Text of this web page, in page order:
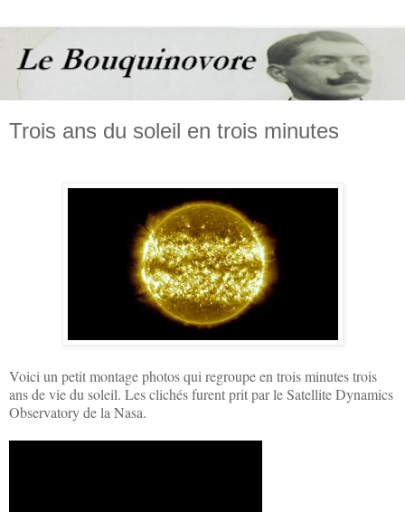
Trois ans du soleil en trois minutes
Voici un petit montage photos qui regroupe en trois minutes trois
ans de vie du soleil. Les clichés furent prit par le Satellite Dynamics
Observatory de la Nasa.